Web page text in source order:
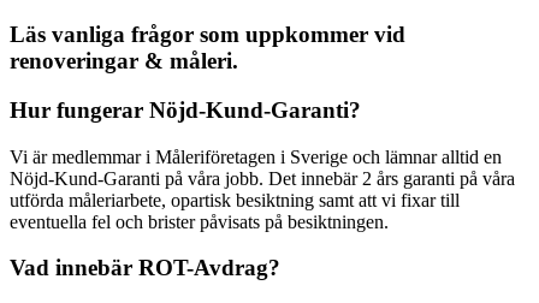
Läs vanliga frågor som uppkommer vid
renoveringar & måleri.
Hur fungerar Nöjd-Kund-Garanti?
Vi är medlemmar i Måleriföretagen i Sverige och lämnar alltid en
Nöjd-Kund-Garanti på våra jobb. Det innebär 2 års garanti på våra
utförda måleriarbete, opartisk besiktning samt att vi fixar till
eventuella fel och brister påvisats på besiktningen.
Vad innebär ROT-Avdrag?